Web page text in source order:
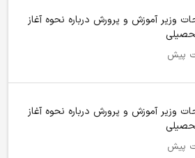
وزیر آموزش و پرورش درباره نحوه آغاز
وزیر آموزش و پرورش درباره نحوه آغاز